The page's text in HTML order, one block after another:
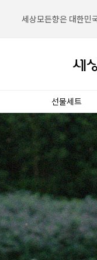
세상모든향은 2002년설
세상모든향은 대한민
선물세트